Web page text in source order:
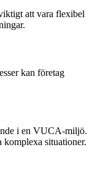
att vara flexibel
kan företag
i en VUCA-miljö.
komplexa situationer.